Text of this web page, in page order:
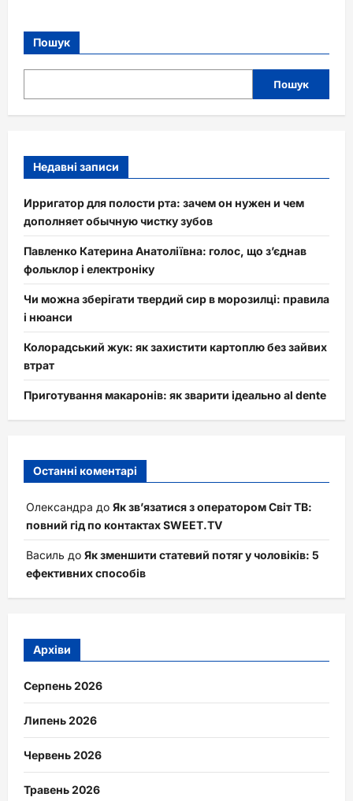
Пошук
Пошук
Недавні записи
Ирригатор для полости рта: зачем он нужен и чем
дополняет обычную чистку зубов
Павленко Катерина Анатоліївна: голос, що з’єднав
фольклор і електроніку
Чи можна зберігати твердий сир в морозилці: правила
і нюанси
Колорадський жук: як захистити картоплю без зайвих
втрат
Приготування макаронів: як зварити ідеально al dente
Останні коментарі
Олександра до Як зв’язатися з оператором Світ ТВ:
повний гід по контактах SWEET.TV
Василь до Як зменшити статевий потяг у чоловіків: 5
ефективних способів
Архіви
Серпень 2026
Липень 2026
Червень 2026
Травень 2026